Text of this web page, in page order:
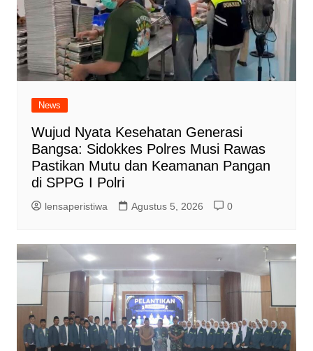
News
Wujud Nyata Kesehatan Generasi
Bangsa: Sidokkes Polres Musi Rawas
Pastikan Mutu dan Keamanan Pangan
di SPPG I Polri
lensaperistiwa Agustus 5, 2026 0